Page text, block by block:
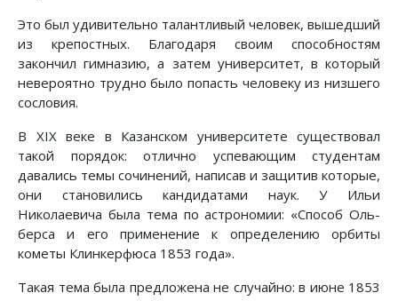
Это был удивительно талантливый человек, вышедший
из крепостных. Благодаря своим способностям
закончил гимназию, а затем университет, в который
невероятно трудно было попасть человеку из низшего
сословия.
В XIX веке в Казанском университете существовал
такой порядок: отлично успевающим студентам
давались темы сочинений, написав и защитив которые,
они становились кандидатами наук. У Ильи
Николаевича была тема по астрономии: «Способ Оль-
берса и его применение к определению орбиты
кометы Клинкерфюса 1853 года».
Такая тема была предложена не случайно: в июне 1853